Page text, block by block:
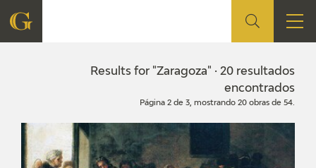
Results for "Zaragoza" · 20 resultados
encontrados
Página 2 de 3, mostrando 20 obras de 54.